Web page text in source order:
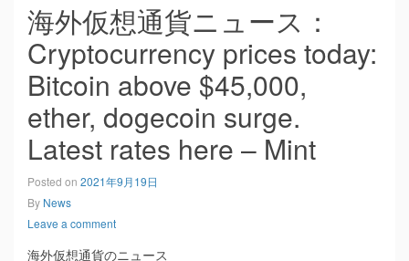
海外仮想通貨ニュース：
Cryptocurrency prices today:
Bitcoin above $45,000,
ether, dogecoin surge.
Latest rates here – Mint
Posted on 2021年9月19日
By News
Leave a comment
海外仮想通貨のニュース